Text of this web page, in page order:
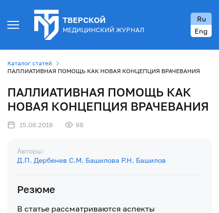
ТВЕРСКОЙ
МЕДИЦИНСКИЙ ЖУРНАЛ
Ru
Eng
Каталог статей
ПАЛЛИАТИВНАЯ ПОМОЩЬ КАК НОВАЯ КОНЦЕПЦИЯ ВРАЧЕВАНИЯ
ПАЛЛИАТИВНАЯ ПОМОЩЬ КАК
НОВАЯ КОНЦЕПЦИЯ ВРАЧЕВАНИЯ
15.08.2019 98
Авторы:
Д.П. Дербенев С.М. Башилова Р.Н. Башилов
Резюме
В статье рассматриваются аспекты